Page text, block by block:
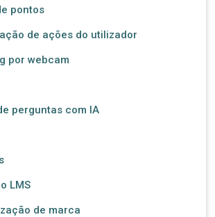
pontos
de ações do utilizador
por webcam
perguntas com IA
LMS
de marca